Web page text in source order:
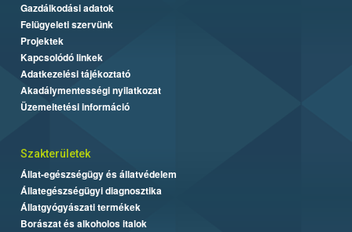
Gazdálkodási adatok
Felügyeleti szervünk
Projektek
Kapcsolódó linkek
Adatkezelési tájékoztató
Akadálymentességi nyilatkozat
Üzemeltetési információ
Szakterületek
Állat-egészségügy és állatvédelem
Állategészségügyi diagnosztika
Állatgyógyászati termékek
Borászat és alkoholos italok